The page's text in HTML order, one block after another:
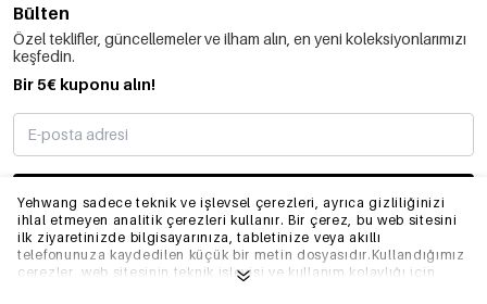
Yehwang sadece teknik ve işlevsel çerezleri, ayrıca gizliliğinizi
ihlal etmeyen analitik çerezleri kullanır. Bir çerez, bu web sitesini
ilk ziyaretinizde bilgisayarınıza, tabletinize veya akıllı
telefonunuza kaydedilen küçük bir metin dosyasıdır.Kullandığımız
çerezler, web sitesinin teknik işleyişi ve kullanım kolaylığı için
Bülten
Özel teklifler, güncellemeler ve ilham alın, en yeni koleksiyonlarımızı
keşfedin.
Bir 5€ kuponu alın!
ABONE OLMAK
BILGI